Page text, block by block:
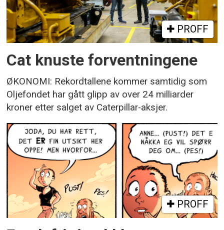
PROFF
Cat knuste forventningene
ØKONOMI: Rekordtallene kommer samtidig som
Oljefondet har gått glipp av over 24 milliarder
kroner etter salget av Caterpillar-aksjer.
PROFF